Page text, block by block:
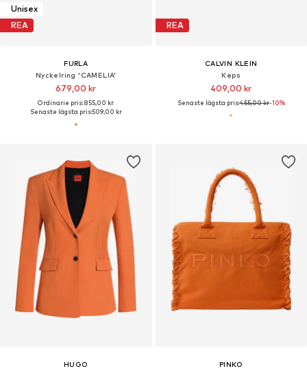
Unisex
REA
FURLA
Nyckelring 'CAMELIA'
679,00 kr
Ordinarie pris: 855,00 kr
Senaste lägsta pris:509,00 kr
REA
CALVIN KLEIN
Keps
409,00 kr
Senaste lägsta pris:455,00 kr-10%
HUGO
PINKO